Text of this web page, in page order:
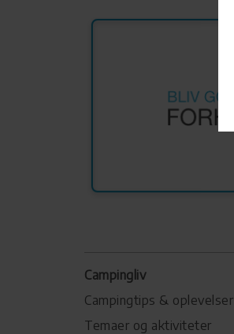
Campingliv
Campingtips & oplevelser
Temaer og aktiviteter